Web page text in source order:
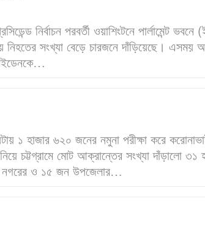
নির্বাচন পরবর্তী ওয়াশিংটনে পার্লামেন্ট
নিহতের সংখ্যা বেড়ে চারজনে দাঁড়িয়েছে। এসময়
১ হাজার ৬২০ জনের নমুনা পরীক্ষা করে
চট্টগ্রামে মোট আক্রান্তের সংখ্যা দাঁড়ালো ৩১
ও ১৫ জন উপজেলার…